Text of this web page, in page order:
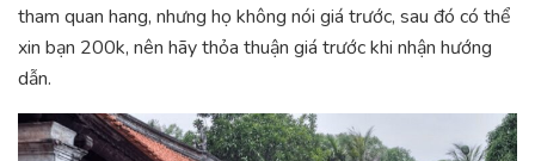
tham quan hang, nhưng họ không nói giá trước, sau đó có thể
xin bạn 200k, nên hãy thỏa thuận giá trước khi nhận hướng
dẫn.